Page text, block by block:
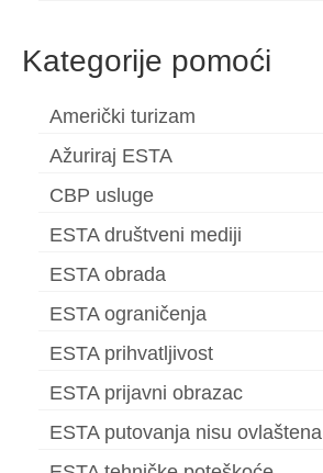
Italiano (Talijanski)
日本語(Japanski
한국어(
Norsk bokmål
Polski(Poljski)
Slovenščina
Español(španjolski)
Kategorije pomoći
Američki turizam
Ažuriraj ESTA
CBP usluge
ESTA društveni mediji
ESTA obrada
ESTA ograničenja
ESTA prihvatljivost
ESTA prijavni obrazac
ESTA putovanja nisu ovlaštena